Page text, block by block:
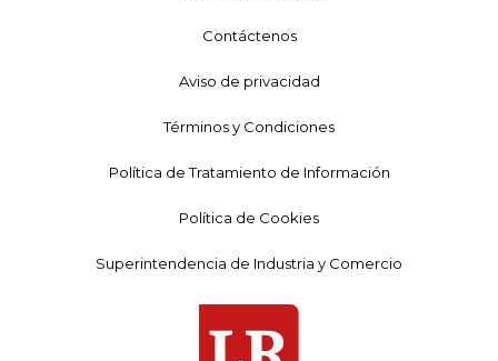
Contáctenos
Aviso de privacidad
Términos y Condiciones
Política de Tratamiento de Información
Política de Cookies
Superintendencia de Industria y Comercio